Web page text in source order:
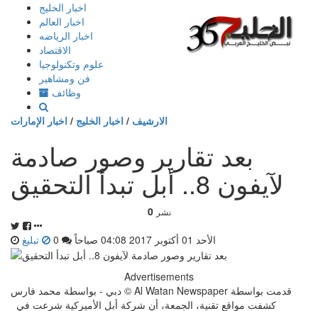
إذهب
المحتوى
اخبار الخليج
اخبار العالم
اخبار الرياضه
الاقتصاد
علوم وتكنولوجيا
فن ومشاهير
وظائف
الارشيف / اخبار الخليج / اخبار الإمارات
بعد تقارير وصور صادمة
لآيفون 8.. أبل تبدأ التحقيق
0 نشر
الأحد 01 أكتوبر 2017 04:08 صباحاً تبليغ
Advertisements
دبي - بواسطة محمد فارس © Al Watan Newspaper قدمت بواسطة